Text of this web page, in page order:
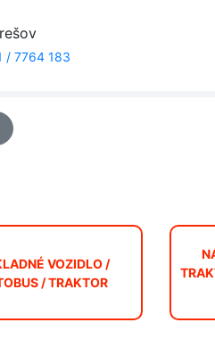
/ 7764 183
VOZIDLO /
/ TRAKTOR